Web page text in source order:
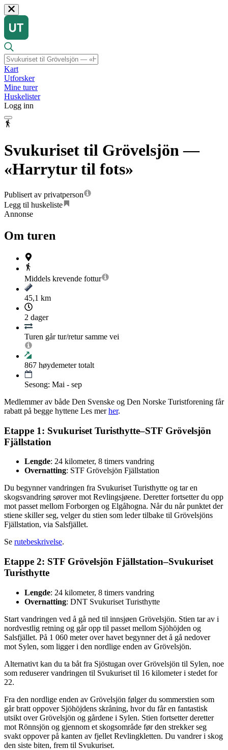
Kart
Utforsker
Mine turer
Huskelister
Logg inn
Svukuriset til Grövelsjön —
«Harrytur til fots»
Publisert av privatperson
Legg til huskeliste
Annonse
Om turen
Middels krevende fottur
45,1 km
2 dager
Turen går tur/retur samme vei
867 høydemeter totalt
Sesong: Mai - sep
Medlemmer av både Den Svenske og Den Norske Turistforening får
rabatt på begge hyttene Les merher.
Etappe 1: Svukuriset Turisthytte–STF Grövelsjön
Fjällstation
Lengde: 24 kilometer, 8 timers vandring
Overnatting: STF Grövelsjön Fjällstation
Du begynner vandringen fra Svukuriset Turisthytte og tar en
skogsvandring sørover mot Revlingsjøene. Deretter fortsetter du opp
mot passet mellom Forborgen og Elgåhogna. Når du når punktet der
stiene skiller seg, velger du stien som leder tilbake til Grövelsjöns
Fjällstation, via Salsfjället.
Se rutebeskrivelse.
Etappe 2: STF Grövelsjön Fjällstation–Svukuriset
Turisthytte
Lengde: 24 kilometer, 8 timers vandring
Overnatting: DNT Svukuriset Turisthytte
Start vandringen ved å gå ned til innsjøen Grövelsjön. Stien tar av i
nordvestlig retning og går opp til passet mellom Sjöhöjden og
Salsfjället. På 1 060 meter over havet begynner det å gå nedover
mot Sylen, som ligger i den nordlige enden av Grövelsjön.
Alternativt kan du ta båt fra Sjöstugan over Grövelsjön til Sylen, noe
som reduserer vandringen til Svukuriset til 16 kilometer i stedet for
22.
Fra den nordlige enden av Grövelsjön følger du sommerstien som
går bratt oppover Sjöhöjdens skråning, hvor du får en fantastisk
utsikt over Grövelsjön og gårdene i Sylen. Stien fortsetter deretter
mot Rönnsjön og gjennom et skogsområde før den strekker seg
svakt oppover på kanten av fjellet Revlingkletten. Du vandrer i skog
den siste biten, frem til Svukuriset.